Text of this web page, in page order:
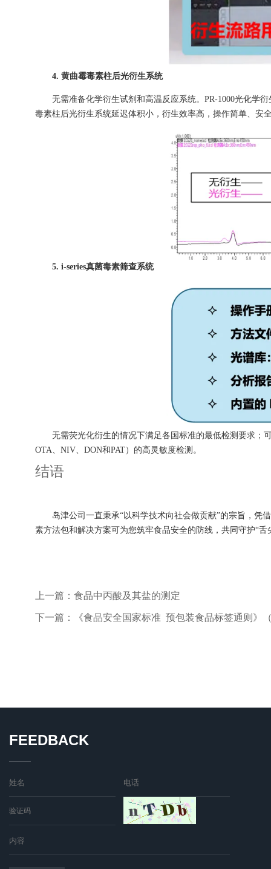
4. 黄曲霉毒素柱后光衍生系统
无需准备化学衍生试剂和高温反应系统。PR-1000光化学衍
毒素柱后光衍生系统延迟体积小，衍生效率高，操作简单、安
5. i-series真菌毒素筛查系统
无需荧光化衍生的情况下满足各国标准的最低检测要求；可
OTA、NIV、DON和PAT）的高灵敏度检测。
结语
岛津公司一直秉承“以科学技术向社会做贡献”的宗旨，凭
素方法包和解决方案可为您筑牢食品安全的防线，共同守护“舌
上一篇： 食品中丙酸及其盐的测定
下一篇： 《食品安全国家标准 预包装食品标签通则》（GB 7718-
FEEDBACK